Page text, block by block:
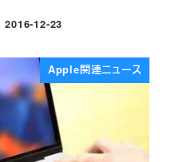
投稿日
2016-12-23
Apple関連ニュース